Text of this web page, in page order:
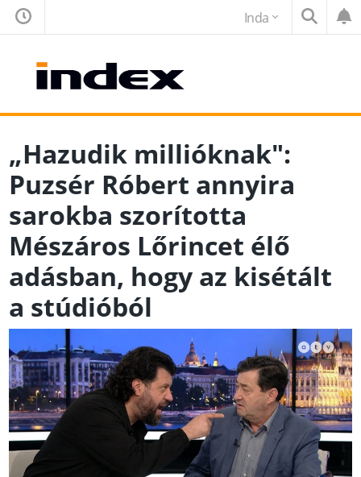
Inda
„Hazudik millióknak":
Puzsér Róbert annyira
sarokba szorította
Mészáros Lőrincet élő
adásban, hogy az kisétált
a stúdióból